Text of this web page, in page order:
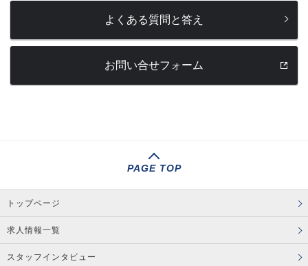
よくある質問と答え
お問い合せフォーム
PAGE TOP
トップページ
求人情報一覧
スタッフインタビュー